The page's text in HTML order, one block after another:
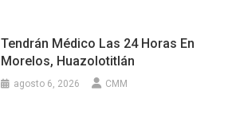
Tendrán Médico Las 24 Horas En
Morelos, Huazolotitlán
agosto 6, 2026 CMM